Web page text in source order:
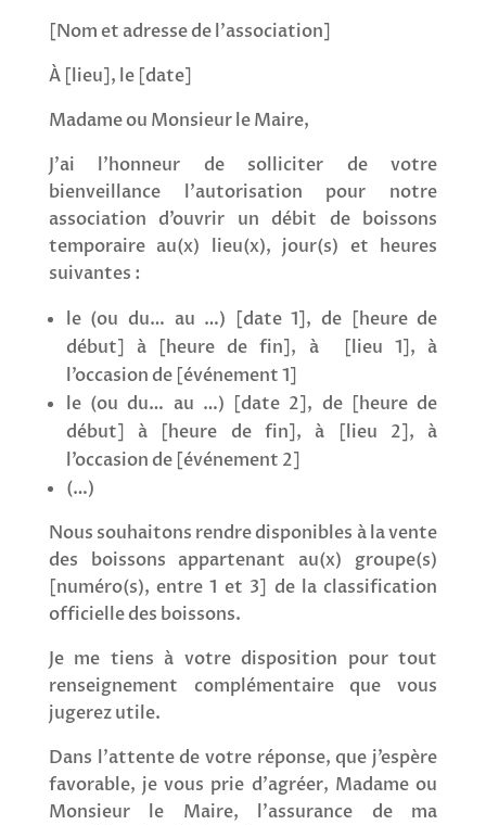
[Nom et adresse de l’association]
À [lieu], le [date]
Madame ou Monsieur le Maire,
J’ai l’honneur de solliciter de votre
bienveillance l’autorisation pour notre
association d’ouvrir un débit de boissons
temporaire au(x) lieu(x), jour(s) et heures
suivantes :
le (ou du… au …) [date 1], de [heure de
début] à [heure de fin], à [lieu 1], à
l’occasion de [événement 1]
le (ou du… au …) [date 2], de [heure de
début] à [heure de fin], à [lieu 2], à
l’occasion de [événement 2]
(…)
Nous souhaitons rendre disponibles à la vente
des boissons appartenant au(x) groupe(s)
[numéro(s), entre 1 et 3] de la classification
officielle des boissons.
Je me tiens à votre disposition pour tout
renseignement complémentaire que vous
jugerez utile.
Dans l’attente de votre réponse, que j’espère
favorable, je vous prie d’agréer, Madame ou
Monsieur le Maire, l’assurance de ma